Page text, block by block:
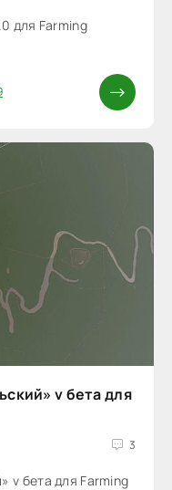
для Farming
v бета для
3
v бета для Farming